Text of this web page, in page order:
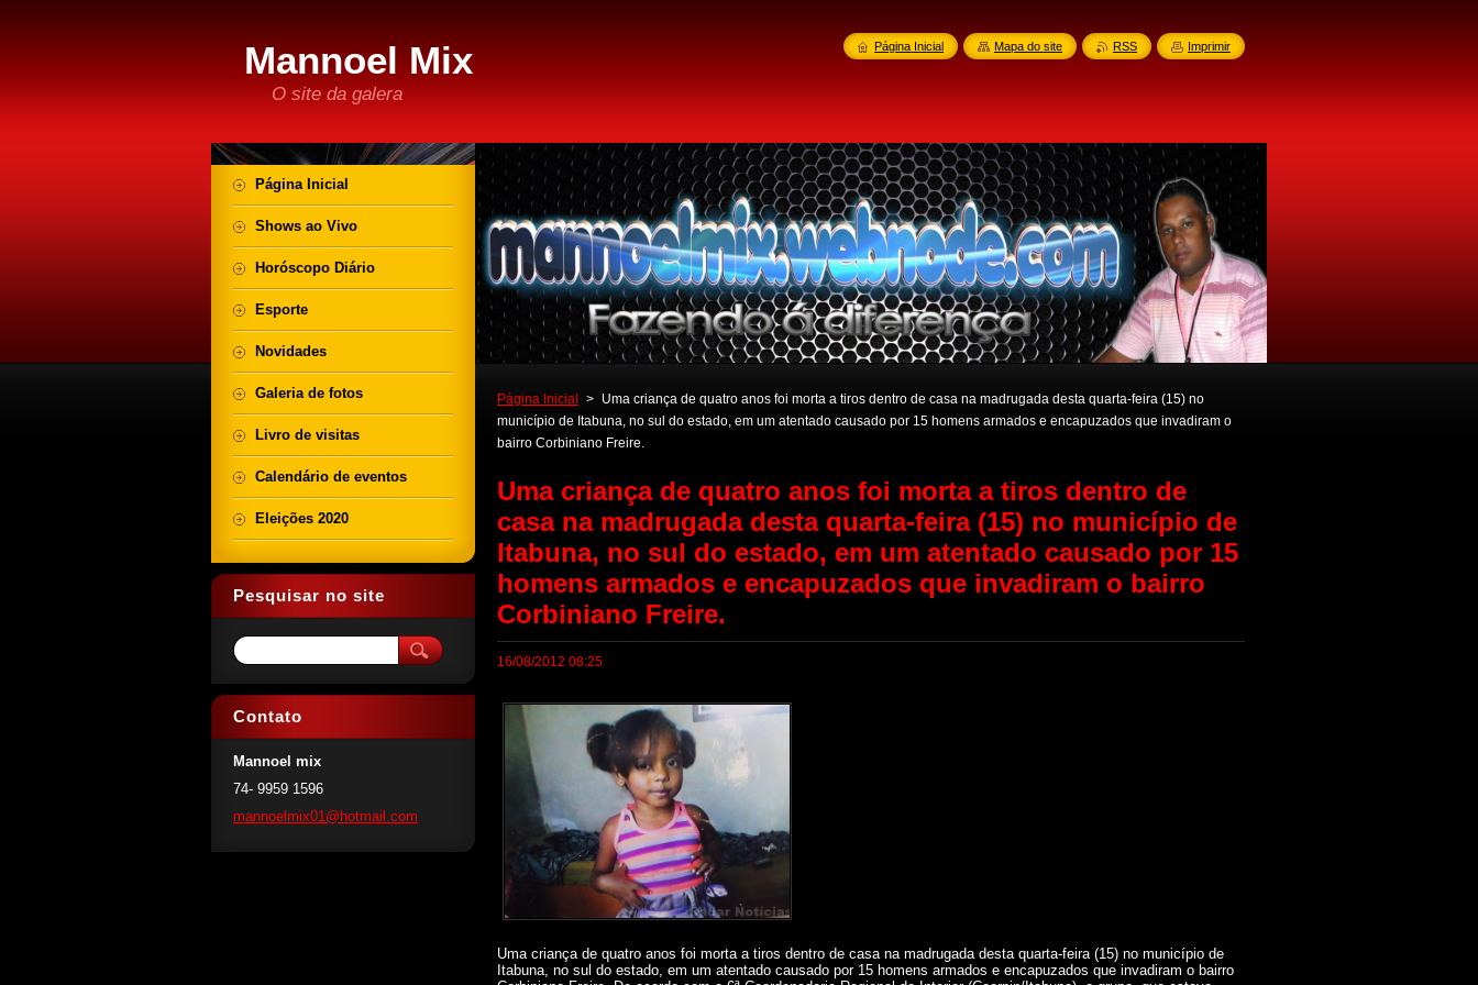
Mannoel Mix
O site da galera
Página Inicial >
Uma criança de quatro anos foi morta a tiros dentro de casa na madrugada desta quarta-feira (15) no
município de Itabuna, no sul do estado, em um atentado causado por 15 homens armados e encapuzados que invadiram o
bairro Corbiniano Freire.
Uma criança de quatro anos foi morta a tiros dentro de
casa na madrugada desta quarta-feira (15) no município de
Itabuna, no sul do estado, em um atentado causado por 15
homens armados e encapuzados que invadiram o bairro
Corbiniano Freire.
16/08/2012 08:25
Uma criança de quatro anos foi morta a tiros dentro de casa na madrugada desta quarta-feira (15) no município de
Itabuna, no sul do estado, em um atentado causado por 15 homens armados e encapuzados que invadiram o bairro
Página Inicial
Shows ao Vivo
Horóscopo Diário
Esporte
Novidades
Galeria de fotos
Livro de visitas
Calendário de eventos
Eleições 2020
Pesquisar no site
Contato
Mannoel mix
74- 9959 1596
mannoelmix01@hotmail.com
Página Inicial Mapa do site RSS Imprimir